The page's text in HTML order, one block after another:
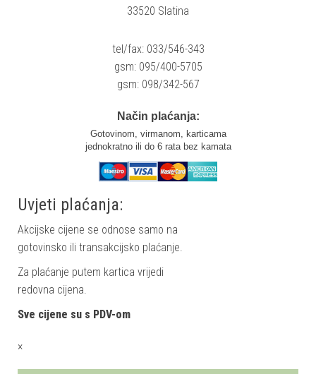
33520 Slatina
tel/fax: 033/546-343
gsm: 095/400-5705
gsm: 098/342-567
Način plaćanja:
Gotovinom, virmanom, karticama
jednokratno ili do 6 rata bez kamata
Uvjeti plaćanja:
Akcijske cijene se odnose samo na
gotovinsko ili transakcijsko plaćanje.
Za plaćanje putem kartica vrijedi
redovna cijena.
Sve cijene su s PDV-om
×